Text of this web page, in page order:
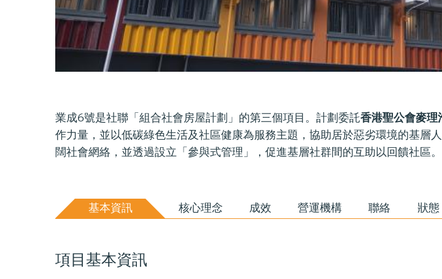
業成6號是社聯「組合社會房屋計劃」的第三個項目。計劃委託香港聖公會麥理
作力量，並以低碳綠色生活及社區健康為服務主題，協助居於惡劣環境的基層
闊社會網絡，並透過設立「參與式管理」，促進基層社群間的互助以回饋社區。
基本資訊 核心理念 成效 營運機構 聯絡 狀態
項目基本資訊